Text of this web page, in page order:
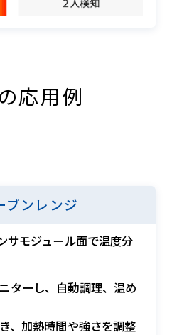
応用例
ブンレンジ
サモジュール面で温度分
ターし、自動調理、温め
、加熱時間や強さを調整